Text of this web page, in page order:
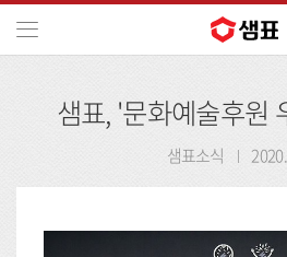
색
샘표, '문화예술후원
샘표소식